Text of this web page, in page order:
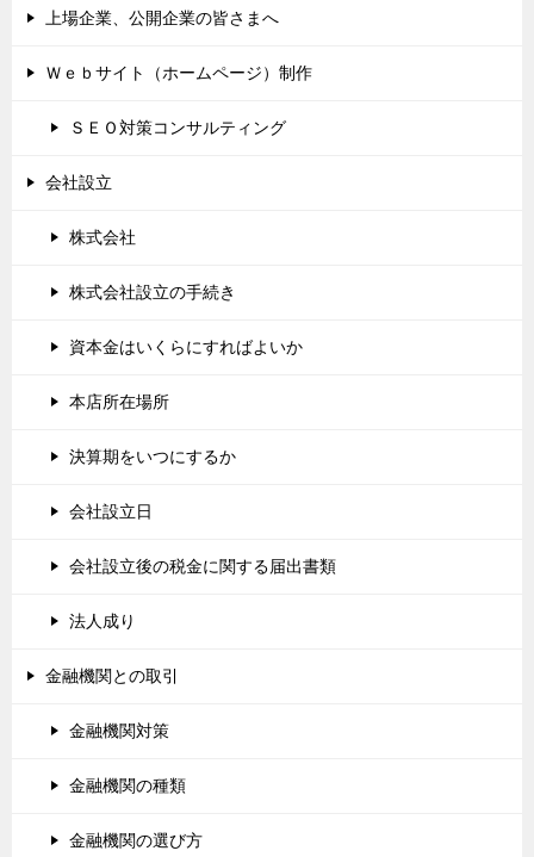
上場企業、公開企業の皆さまへ
Ｗｅｂサイト（ホームページ）制作
ＳＥＯ対策コンサルティング
会社設立
株式会社
株式会社設立の手続き
資本金はいくらにすればよいか
本店所在場所
決算期をいつにするか
会社設立日
会社設立後の税金に関する届出書類
法人成り
金融機関との取引
金融機関対策
金融機関の種類
金融機関の選び方